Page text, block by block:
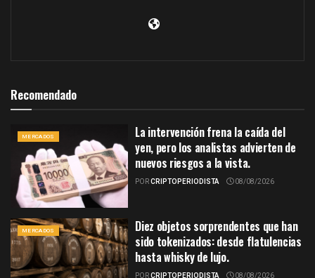
Recomendado
MERCADOS
La intervención frena la caída del
yen, pero los analistas advierten de
nuevos riesgos a la vista.
PORCRIPTOPERIODISTA 08/08/2026
MERCADOS
Diez objetos sorprendentes que han
sido tokenizados: desde flatulencias
hasta whisky de lujo.